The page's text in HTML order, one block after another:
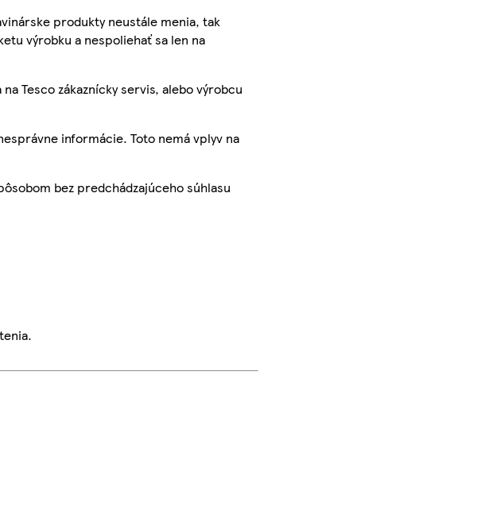
produkty neustále menia, tak
výrobku a nespoliehať sa len na
Tesco zákaznícky servis, alebo výrobcu
informácie. Toto nemá vplyv na
bez predchádzajúceho súhlasu